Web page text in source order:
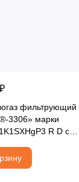
фильтрующий
3306» марки
R D с
2